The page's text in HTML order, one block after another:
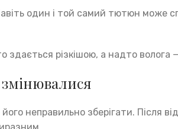
один і той самий тютюн може
різкішою, а надто волога
неправильно зберігати. Після